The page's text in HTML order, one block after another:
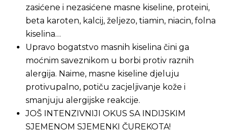
zasićene i nezasićene masne kiseline, proteini,
beta karoten, kalcij, željezo, tiamin, niacin, folna
kiselina…
Upravo bogatstvo masnih kiselina čini ga
moćnim saveznikom u borbi protiv raznih
alergija. Naime, masne kiseline djeluju
protivupalno, potiču zacjeljivanje kože i
smanjuju alergijske reakcije.
JOŠ INTENZIVNIJI OKUS SA INDIJSKIM
SJEMENOM SJEMENKI ČUREKOTA!